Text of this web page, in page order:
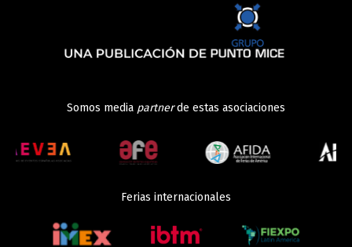
Somos media partnerde estas asociaciones
Ferias internacionales